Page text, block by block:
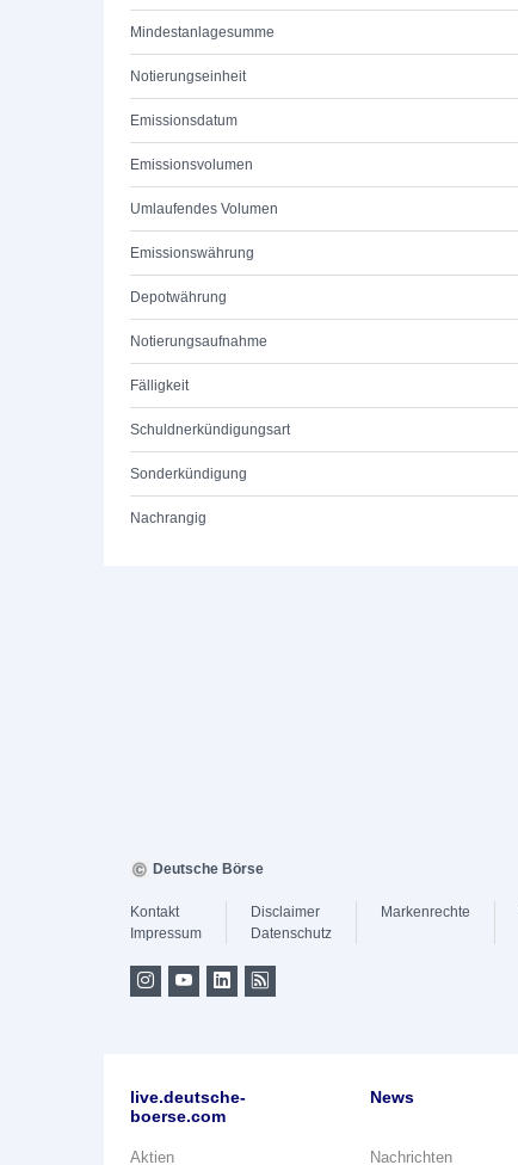
Mindestanlagesumme
Notierungseinheit
Emissionsdatum
Emissionsvolumen
Umlaufendes Volumen
Emissionswährung
Depotwährung
Notierungsaufnahme
Fälligkeit
Schuldnerkündigungsart
Sonderkündigung
Nachrangig
Deutsche Börse
Kontakt
Impressum
Disclaimer
Datenschutz
Markenrechte
live.deutsche-
boerse.com
Aktien
News
Nachrichten